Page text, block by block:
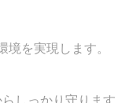
を実現します。
しっかり守ります。